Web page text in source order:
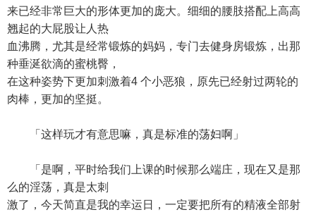
来已经非常巨大的形体更加的庞大。细细的腰肢搭配上高高
翘起的大屁股让人热
血沸腾，尤其是经常锻炼的妈妈，专门去健身房锻炼，出那
种垂涎欲滴的蜜桃臀，
在这种姿势下更加刺激着4 个小恶狼，原先已经射过两轮的
肉棒，更加的坚挺。
「这样玩才有意思嘛，真是标准的荡妇啊」
「是啊，平时给我们上课的时候那么端庄，现在又是那
么的淫荡，真是太刺
激了，今天简直是我的幸运日，一定要把所有的精液全部射